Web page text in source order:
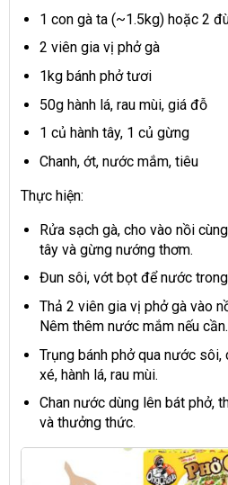
1 con gà ta (~1.5kg) hoặc 2
2 viên gia vị phở gà
1kg bánh phở tươi
50g hành lá, rau mùi, giá đỗ
1 củ hành tây, 1 củ gừng
Chanh, ớt, nước mắm, tiêu
Thực hiện:
Rửa sạch gà, cho vào nồi
tây và gừng nướng thơm.
Đun sôi, vớt bọt để nước
Thả 2 viên gia vị phở gà vào
Nêm thêm nước mắm nếu cần.
Trụng bánh phở qua nước
xé, hành lá, rau mùi.
Chan nước dùng lên bát phở,
và thưởng thức.